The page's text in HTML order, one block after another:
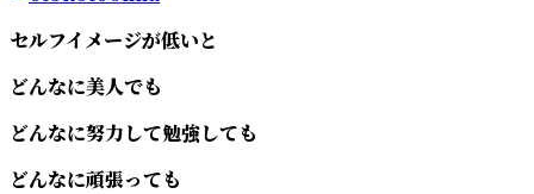
セルフイメージが低いと
どんなに美人でも
どんなに努力して勉強しても
どんなに頑張っても